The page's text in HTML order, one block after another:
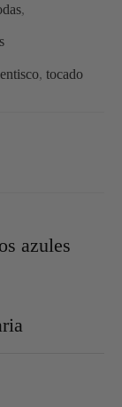
,
, tocado
azules